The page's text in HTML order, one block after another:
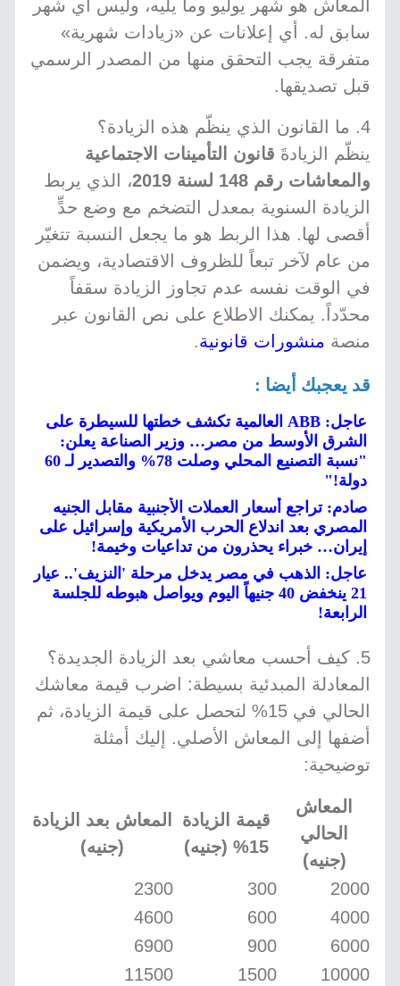
المعاش هو شهر يوليو وما يليه، وليس أي شهر
سابق له. أي إعلانات عن «زيادات شهرية»
متفرقة يجب التحقق منها من المصدر الرسمي
قبل تصديقها.
4. ما القانون الذي ينظّم هذه الزيادة؟
ينظّم الزيادةَ قانون التأمينات الاجتماعية
والمعاشات رقم 148 لسنة 2019
، الذي يربط
الزيادة السنوية بمعدل التضخم مع وضع حدٍّ
أقصى لها. هذا الربط هو ما يجعل النسبة تتغيّر
من عام لآخر تبعاً للظروف الاقتصادية، ويضمن
في الوقت نفسه عدم تجاوز الزيادة سقفاً
محدّداً. يمكنك الاطلاع على نص القانون عبر
منصة منشورات قانونية.
قد يعجبك أيضا :
عاجل: ABB العالمية تكشف خطتها للسيطرة على
الشرق الأوسط من مصر… وزير الصناعة يعلن:
"نسبة التصنيع المحلي وصلت 78% والتصدير لـ 60
دولة!"
صادم: تراجع أسعار العملات الأجنبية مقابل الجنيه
المصري بعد اندلاع الحرب الأمريكية وإسرائيل على
إيران… خبراء يحذرون من تداعيات وخيمة!
عاجل: الذهب في مصر يدخل مرحلة 'النزيف'.. عيار
21 ينخفض 40 جنيهاً اليوم ويواصل هبوطه للجلسة
الرابعة!
5. كيف أحسب معاشي بعد الزيادة الجديدة؟
المعادلة المبدئية بسيطة: اضرب قيمة معاشك
الحالي في 15% لتحصل على قيمة الزيادة، ثم
أضفها إلى المعاش الأصلي. إليك أمثلة
توضيحية:
المعاش
الحالي
(جنيه)
قيمة الزيادة
15% (جنيه)
المعاش بعد الزيادة
(جنيه)
2000
300
2300
4000
600
4600
6000
900
6900
10000
1500
11500